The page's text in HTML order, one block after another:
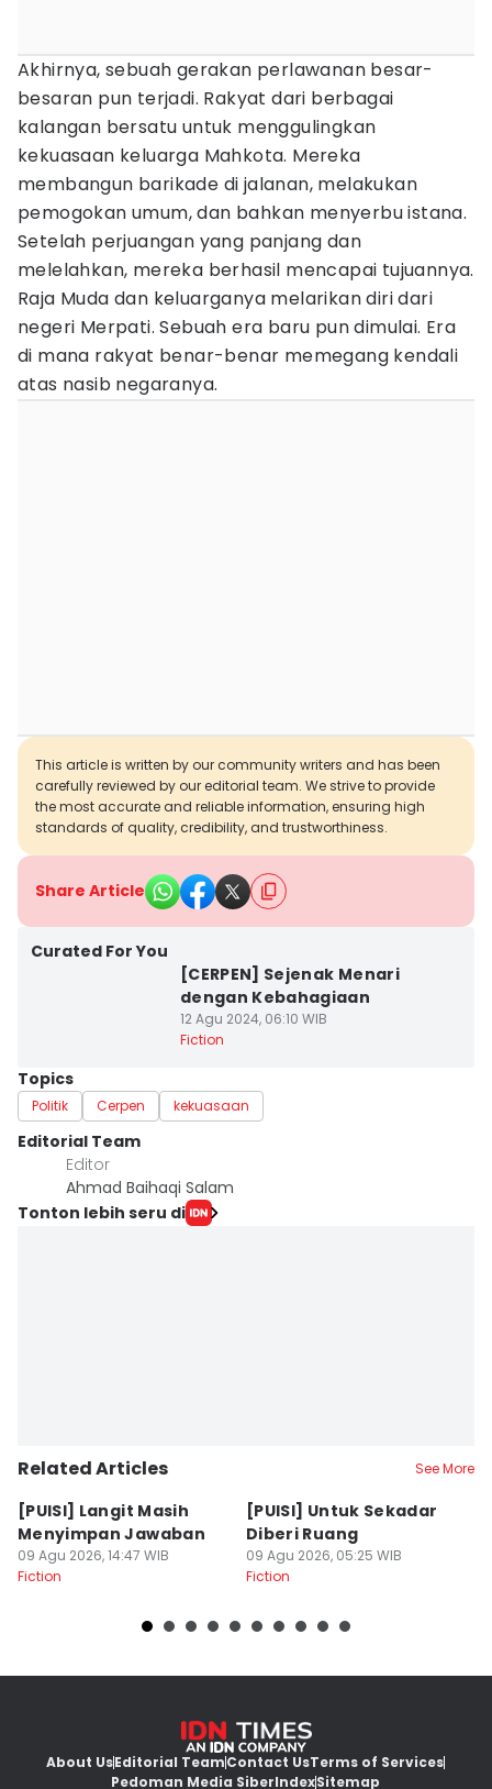
Akhirnya, sebuah gerakan perlawanan besar-
besaran pun terjadi. Rakyat dari berbagai
kalangan bersatu untuk menggulingkan
kekuasaan keluarga Mahkota. Mereka
membangun barikade di jalanan, melakukan
pemogokan umum, dan bahkan menyerbu istana.
Setelah perjuangan yang panjang dan
melelahkan, mereka berhasil mencapai tujuannya.
Raja Muda dan keluarganya melarikan diri dari
negeri Merpati. Sebuah era baru pun dimulai. Era
di mana rakyat benar-benar memegang kendali
atas nasib negaranya.
This article is written by our community writers and has been
carefully reviewed by our editorial team. We strive to provide
the most accurate and reliable information, ensuring high
standards of quality, credibility, and trustworthiness.
Share Article
Curated For You
[CERPEN] Sejenak Menari
dengan Kebahagiaan
12 Agu 2024, 06:10 WIB
Fiction
Topics
Politik Cerpen kekuasaan
Editorial Team
Editor
Ahmad Baihaqi Salam
Tonton lebih seru di
Related Articles See More
[PUISI] Langit Masih
Menyimpan Jawaban
09 Agu 2026, 14:47 WIB
Fiction
[PUISI] Untuk Sekadar
Diberi Ruang
09 Agu 2026, 05:25 WIB
Fiction
About UsEditorial TeamContact UsTerms of Services
Pedoman Media SiberIndexSitemap